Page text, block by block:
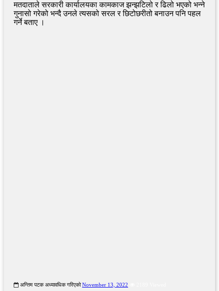
मतदाताले सरकारी कार्यालयका कामकाज झन्झटिलो र ढिलो भएको भन्ने
गुनासो गरेको भन्दै उनले त्यसको सरल र छिटोछरीतो बनाउन पनि पहल
गर्ने बताए ।
अन्तिम पटक अध्यावधिक गरिएको November 13, 2022